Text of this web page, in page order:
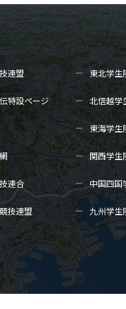
連盟 東北学生
特設ページ 北信越学
東海学生
関西学生
連合 中国四国
技連盟 九州学生